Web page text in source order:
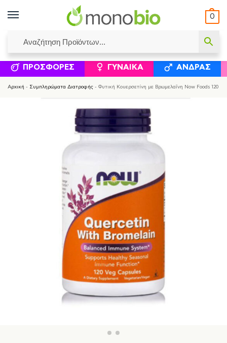
0
ΙΣΟΛΟΓΙΣΜΟΊ ΕΛΕΆΝΝΑ ΧΡΙΣΤΙΝΆΚΗ ΕΠΙΚΟΙΝΩΝΊΑ
ΣΥΜΠΛΗΡΏΜΑΤΑ ΔΙΑΤΡΟΦΉΣ ΦΥΣΙΚΆ
ΠΡΟΣΦΟΡΈΣ ΓΥΝΑΊΚΑ ΆΝΔΡΑΣ
Αρχική - Συμπληρώματα Διατροφής - Φυτική Κουερσετίνη με Βρωμελαΐνη Now Foods 120